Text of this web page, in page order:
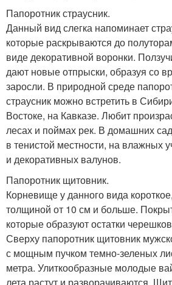
Папоротник страусник.
Данный вид слегка напоминает
которые раскрываются до
виде декоративной воронки.
дают новые отпрыски, образуя со
заросли. В природной среде
страусник можно встретить в
Востоке, на Кавказе. Любит
лесах и поймах рек. В домашних
в тенистой местности, на влажных
и декоративных валунов.
Папоротник щитовник.
Корневище у данного вида
толщиной от 10 см и больше.
которые образуют остатки
Сверху папоротник щитовник
с мощным пучком темно-зеленых
метра. Улиткообразные молодые
лета растут и разворачиваются.